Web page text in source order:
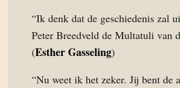
“Ik denk dat de geschiedenis zal
Peter Breedveld de Multatuli van
(Esther Gasseling)
“Nu weet ik het zeker. Jij bent de